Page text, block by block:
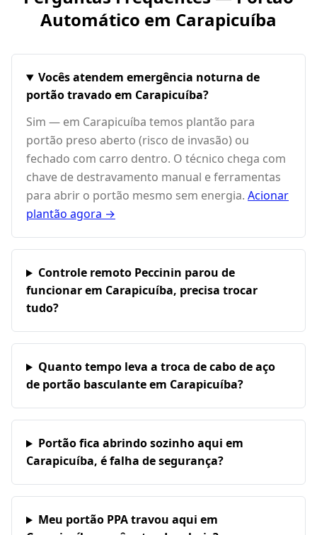
Automático em Carapicuíba
Vocês atendem emergência noturna de
portão travado em Carapicuíba?
Sim — em Carapicuíba temos plantão para
portão preso aberto (risco de invasão) ou
fechado com carro dentro. O técnico chega com
chave de destravamento manual e ferramentas
para abrir o portão mesmo sem energia. Acionar
plantão agora →
Controle remoto Peccinin parou de
funcionar em Carapicuíba, precisa trocar
tudo?
Quanto tempo leva a troca de cabo de aço
de portão basculante em Carapicuíba?
Portão fica abrindo sozinho aqui em
Carapicuíba, é falha de segurança?
Meu portão PPA travou aqui em